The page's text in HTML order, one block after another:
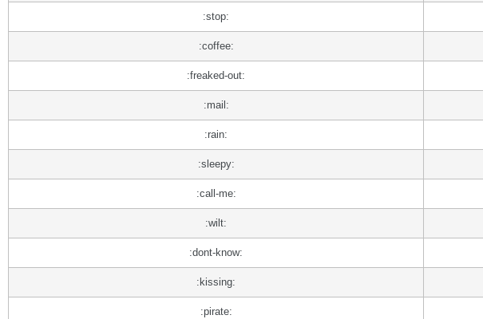
:stop:
:coffee:
:freaked-out:
:mail:
:rain:
:sleepy:
:call-me:
:wilt:
:dont-know:
:kissing:
:pirate: